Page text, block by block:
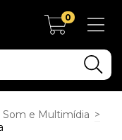
0
Som e Multimídia >